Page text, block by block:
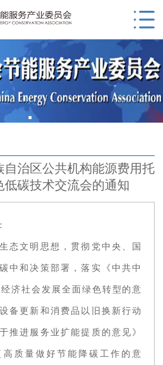
自治区公共机构能源费用托
低碳技术交流会的通知
态文明思想，贯彻党中央、国
中和决策部署，落实《中共中
济社会发展全面绿色转型的意
备更新和消费品以旧换新行动
推进服务业扩能提质的意见》
高质量做好节能降碳工作的意